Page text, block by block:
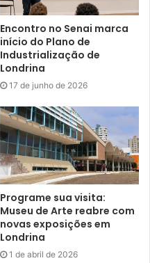
Encontro no Senai marca
início do Plano de
Industrialização de
Londrina
17 de junho de 2026
Programe sua visita:
Museu de Arte reabre com
novas exposições em
Londrina
1 de abril de 2026